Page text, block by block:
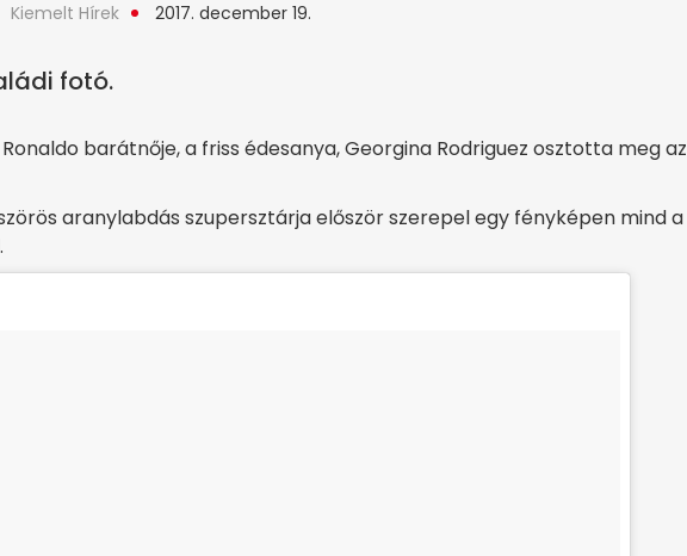
Kiemelt Hírek 2017. december 19.
fotó.
barátnője, a friss édesanya, Georgina Rodriguez osztotta meg az
aranylabdás szupersztárja először szerepel egy fényképen mind a